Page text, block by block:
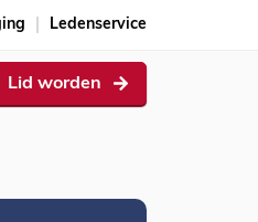
Ledenservice
Lid worden